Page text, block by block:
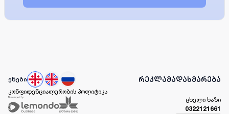
ენები რეკლამადახმარება
კონფიდენციალურობის პოლიტიკა
ცხელი ხაზი
0322121661